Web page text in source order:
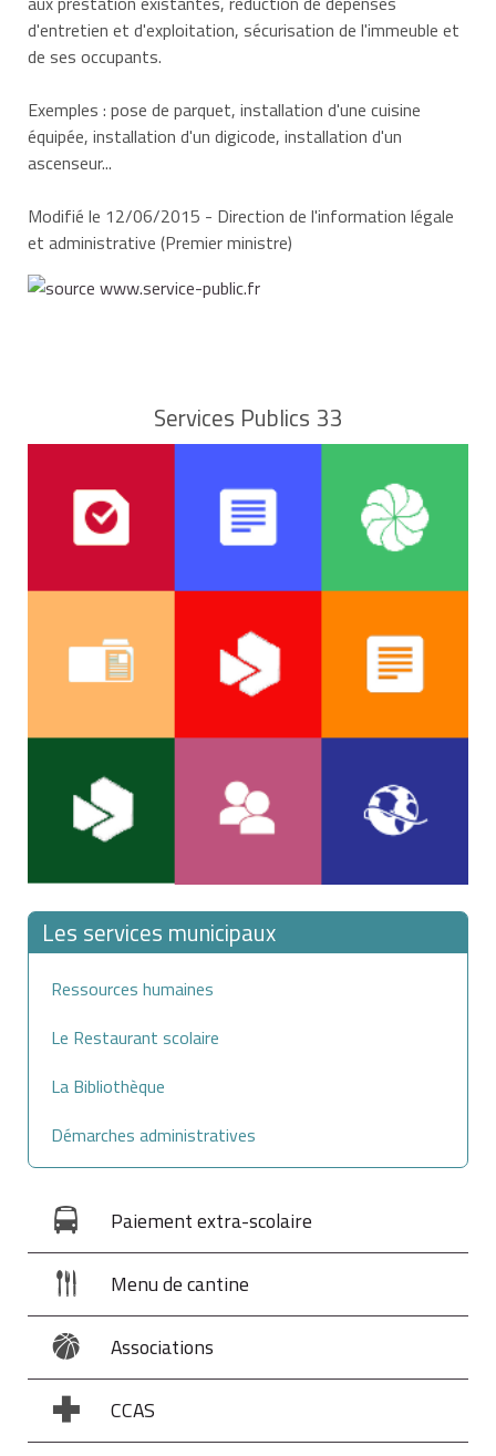
d'entretien et d'exploitation, sécurisation de l'immeuble et
de ses occupants.
Exemples : pose de parquet, installation d'une cuisine
équipée, installation d'un digicode, installation d'un
ascenseur...
Modifié le 12/06/2015 - Direction de l'information légale
et administrative (Premier ministre)
Services Publics 33
Les services municipaux
Ressources humaines
Le Restaurant scolaire
La Bibliothèque
Démarches administratives
Paiement extra-scolaire
Menu de cantine
Associations
CCAS